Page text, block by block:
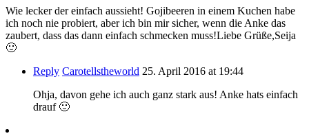
Wie lecker der einfach aussieht! Gojibeeren in einem Kuchen habe
ich noch nie probiert, aber ich bin mir sicher, wenn die Anke das
zaubert, dass das dann einfach schmecken muss!Liebe Grüße,Seija
🙂
Reply Carotellstheworld 25. April 2016 at 19:44
Ohja, davon gehe ich auch ganz stark aus! Anke hats einfach
drauf 🙂